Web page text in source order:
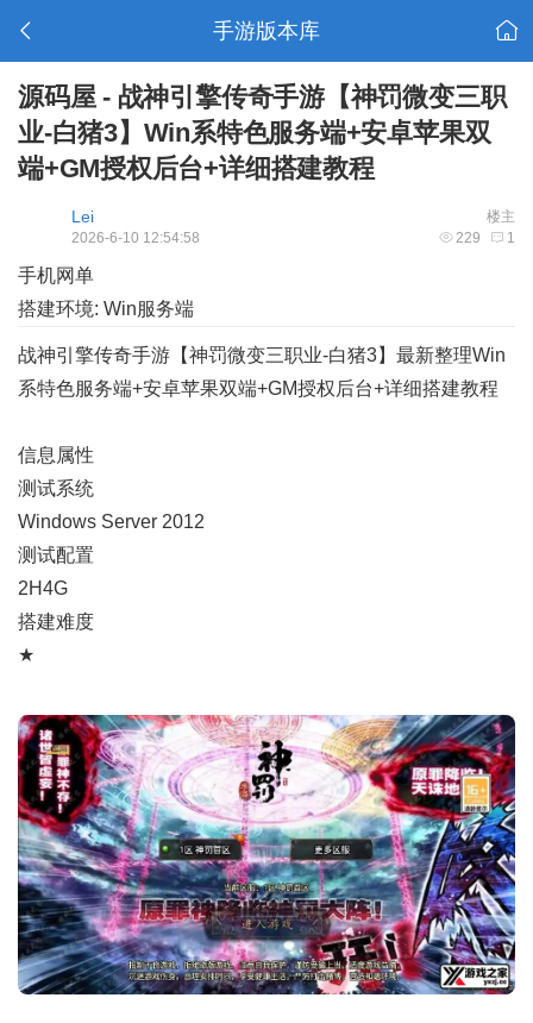
手游版本库
源码屋 - 战神引擎传奇手游【神罚微变三职
业-白猪3】Win系特色服务端+安卓苹果双
端+GM授权后台+详细搭建教程
楼主
Lei
229 1
2026-6-10 12:54:58
手机网单
搭建环境: Win服务端
战神引擎传奇手游【神罚微变三职业-白猪3】最新整理Win
系特色服务端+安卓苹果双端+GM授权后台+详细搭建教程
信息属性
测试系统
Windows Server 2012
测试配置
2H4G
搭建难度
★